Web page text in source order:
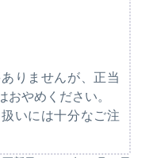
りませんが、正当
やめください。
いには十分なご注